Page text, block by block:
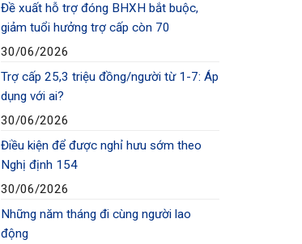
Đề xuất hỗ trợ đóng BHXH bắt buộc,
giảm tuổi hưởng trợ cấp còn 70
30/06/2026
Trợ cấp 25,3 triệu đồng/người từ 1-7: Áp
dụng với ai?
30/06/2026
Điều kiện để được nghỉ hưu sớm theo
Nghị định 154
30/06/2026
Những năm tháng đi cùng người lao
động